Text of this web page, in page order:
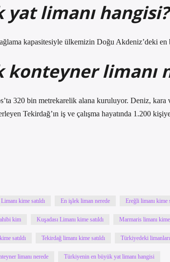
yat limanı hangisi?
kapasitesiyle ülkemizin Doğu Akdeniz’deki en
konteyner limanı
320 bin metrekarelik alana kuruluyor. Deniz, kara
Tekirdağ’ın iş ve çalışma hayatında 1.200
kime satıldı En işlek liman nerede Ereğli limanı kime
kim Kuşadası Limanı kime satıldı Marmaris limanı
satıldı Tekirdağ limanı kime satıldı Türkiyedeki
limanı nerede Türkiyenin en büyük yat limanı hangisi